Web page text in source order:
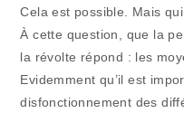
Cela est possible. Mais
À cette question, que la
la révolte répond : les
Evidemment qu’il est
disfonctionnement des